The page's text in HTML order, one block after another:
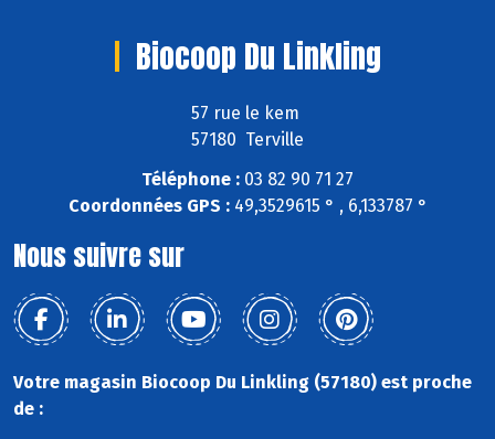
Biocoop Du Linkling
57 rue le kem
57180 Terville
Téléphone : 03 82 90 71 27
Coordonnées GPS :49,3529615 ° , 6,133787 °
Nous suivre sur
Votre magasin Biocoop Du Linkling (57180) est proche
de :